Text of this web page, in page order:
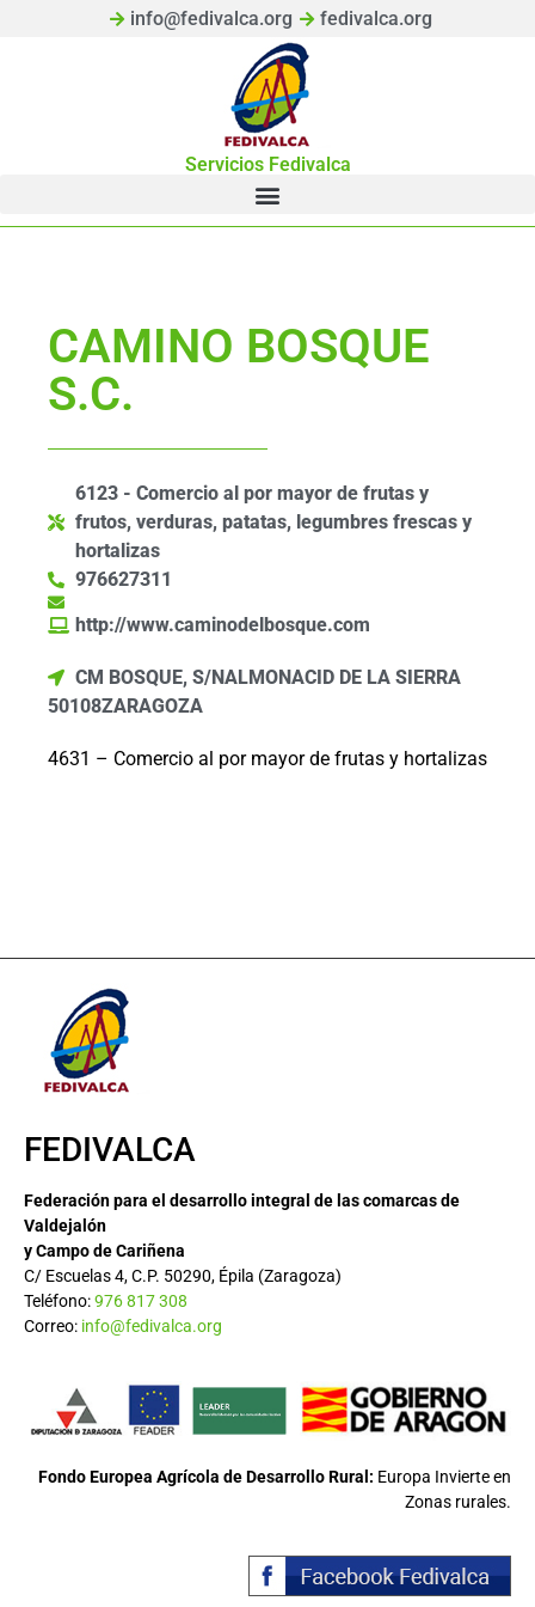
info@fedivalca.org fedivalca.org
Servicios Fedivalca
CAMINO BOSQUE
S.C.
6123 - Comercio al por mayor de frutas y
frutos, verduras, patatas, legumbres frescas y
hortalizas
976627311
http://www.caminodelbosque.com
CM BOSQUE, S/NALMONACID DE LA SIERRA
50108ZARAGOZA
4631 – Comercio al por mayor de frutas y hortalizas
FEDIVALCA
Federación para el desarrollo integral de las comarcas de
Valdejalón
y Campo de Cariñena
C/ Escuelas 4, C.P. 50290, Épila (Zaragoza)
Teléfono:976 817 308
Correo: info@fedivalca.org
Fondo Europea Agrícola de Desarrollo Rural: Europa Invierte en
Zonas rurales.